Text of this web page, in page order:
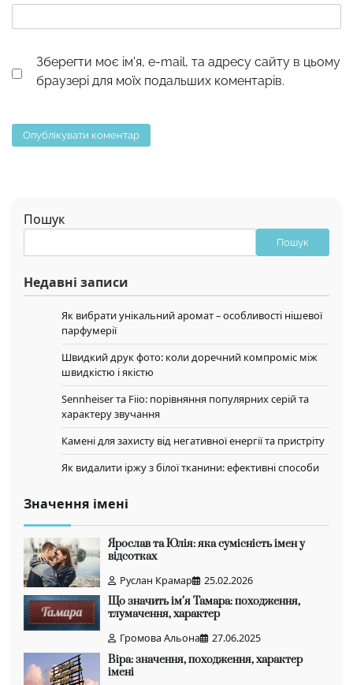
Зберегти моє ім'я, e-mail, та адресу сайту в цьому
браузері для моїх подальших коментарів.
Пошук
Пошук
Недавні записи
Як вибрати унікальний аромат – особливості нішевої
парфумерії
Швидкий друк фото: коли доречний компроміс між
швидкістю і якістю
Sennheiser та Fiio: порівняння популярних серій та
характеру звучання
Камені для захисту від негативної енергії та пристріту
Як видалити іржу з білої тканини: ефективні способи
Значення імені
Ярослав та Юлія: яка сумісність імен у
відсотках
Руслан Крамар
25.02.2026
Що значить ім’я Тамара: походження,
тлумачення, характер
Громова Альона
27.06.2025
Віра: значення, походження, характер
імені